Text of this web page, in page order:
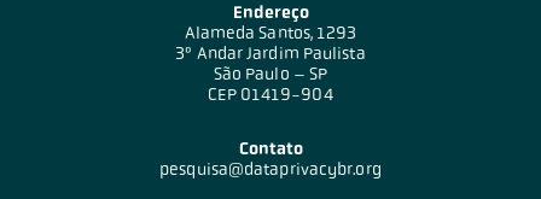
Endereço
Alameda Santos, 1293
3º Andar Jardim Paulista
São Paulo – SP
CEP 01419-904
Contato
pesquisa@dataprivacybr.org